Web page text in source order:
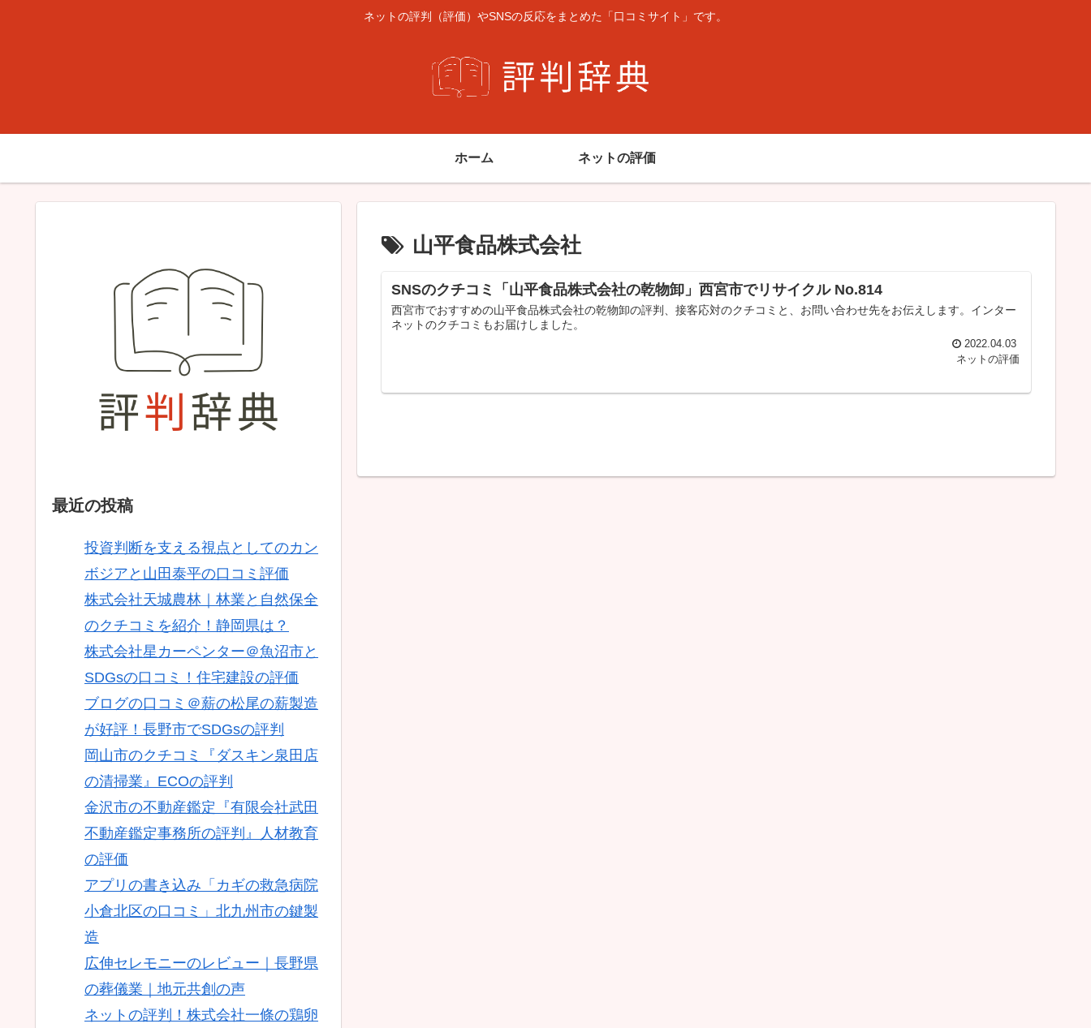
ネットの評判（評価）やSNSの反応をまとめた「口コミサイト」です。
ホーム ネットの評価
山平食品株式会社
SNSのクチコミ「山平食品株式会社の乾物卸」西宮市でリサイクル No.814
西宮市でおすすめの山平食品株式会社の乾物卸の評判、接客応対のクチコミと、お問い合わせ先をお伝えします。インター
ネットのクチコミもお届けしました。
2022.04.03
ネットの評価
最近の投稿
投資判断を支える視点としてのカン
ボジアと山田泰平の口コミ評価
株式会社天城農林｜林業と自然保全
のクチコミを紹介！静岡県は？
株式会社星カーペンター＠魚沼市と
SDGsの口コミ！住宅建設の評価
ブログの口コミ＠薪の松尾の薪製造
が好評！長野市でSDGsの評判
岡山市のクチコミ『ダスキン泉田店
の清掃業』ECOの評判
金沢市の不動産鑑定『有限会社武田
不動産鑑定事務所の評判』人材教育
の評価
アプリの書き込み「カギの救急病院
小倉北区の口コミ」北九州市の鍵製
造
広伸セレモニーのレビュー｜長野県
の葬儀業｜地元共創の声
ネットの評判！株式会社一條の鶏卵